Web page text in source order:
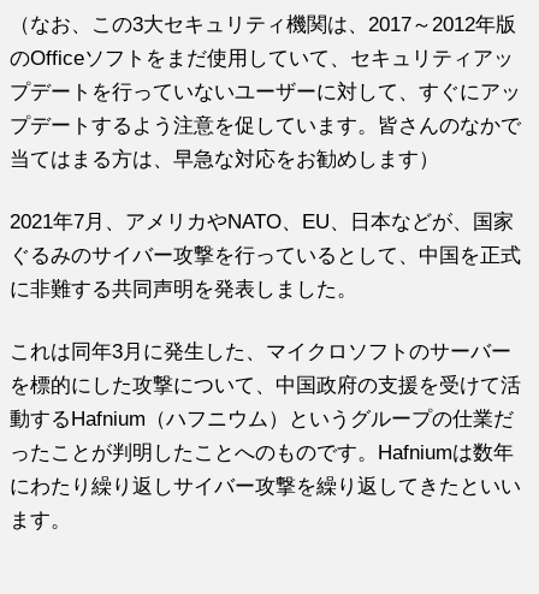
（なお、この3大セキュリティ機関は、2017～2012年版
のOfficeソフトをまだ使用していて、セキュリティアッ
プデートを行っていないユーザーに対して、すぐにアッ
プデートするよう注意を促しています。皆さんのなかで
当てはまる方は、早急な対応をお勧めします）
2021年7月、アメリカやNATO、EU、日本などが、国家
ぐるみのサイバー攻撃を行っているとして、中国を正式
に非難する共同声明を発表しました。
これは同年3月に発生した、マイクロソフトのサーバー
を標的にした攻撃について、中国政府の支援を受けて活
動するHafnium（ハフニウム）というグループの仕業だ
ったことが判明したことへのものです。Hafniumは数年
にわたり繰り返しサイバー攻撃を繰り返してきたといい
ます。